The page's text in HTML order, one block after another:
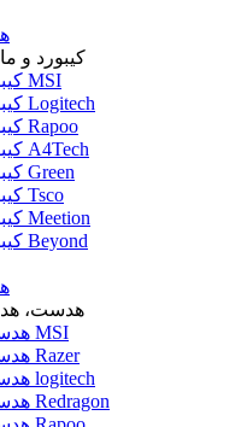
کیبورد و
کیبورد و ماوس MSI
کیبورد و ماوس Logitech
کیبورد و ماوس Rapoo
کیبورد و ماوس A4Tech
کیبورد و ماوس Green
کیبورد و ماوس Tsco
کیبورد و ماوس Meetion
کیبورد و ماوس Beyond
هدست،
هدست و هدفون MSI
هدست و هدفون Razer
هدست و هدفون logitech
هدست و هدفون Redragon